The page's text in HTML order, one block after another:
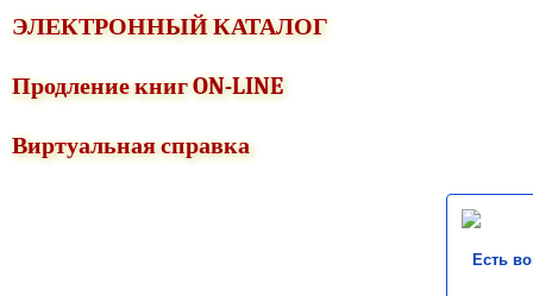
ЭЛЕКТРОННЫЙ КАТАЛОГ
Продление книг ON-LINE
Виртуальная справка
Есть